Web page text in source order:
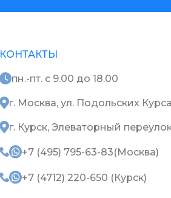
КОНТАКТЫ
пн.-пт. с 9.00 до 18.00
г. Москва, ул. Подольских
г. Курск, Элеваторный
+7 (495) 795-63-83(Москва)
+7 (4712) 220-650 (Курск)